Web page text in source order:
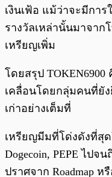
เงินเฟ้อ แม้ว่าจะมีกา
รางวัลเหล่านั้นมาจาก
เหรียญเพิ่ม
โดยสรุป
เคลื่อนโดยกลุ่มคนที่
เก่าอย่างเต็มที่
เหรียญมีมที่โด่งดังที่สุ
Dogecoin, PEPE ไปจ
ปราศจาก Roadmap